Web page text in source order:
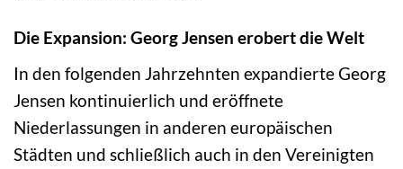
Die Expansion: Georg Jensen erobert die Welt
In den folgenden Jahrzehnten expandierte Georg
Jensen kontinuierlich und eröffnete
Niederlassungen in anderen europäischen
Städten und schließlich auch in den Vereinigten